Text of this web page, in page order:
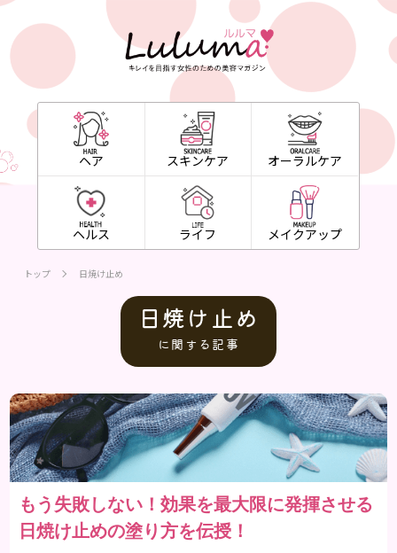
ヘア スキンケア オーラルケア
ヘルス ライフ メイクアップ
トップ 日焼け止め
日焼け止め
に関する記事
もう失敗しない！効果を最大限に発揮させる
日焼け止めの塗り方を伝授！